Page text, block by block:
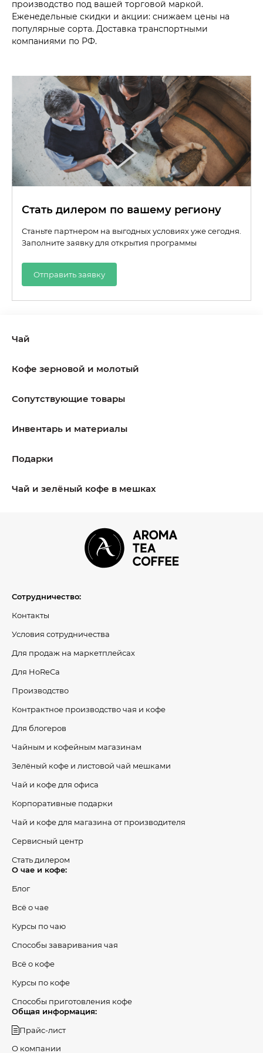
производство под вашей торговой маркой.
Еженедельные скидки и акции: снижаем цены на
популярные сорта. Доставка транспортными
компаниями по РФ.
Стать дилером по вашему региону
Станьте партнером на выгодных условиях уже сегодня.
Заполните заявку для открытия программы
Отправить заявку
Чай
Кофе зерновой и молотый
Сопутствующие товары
Инвентарь и материалы
Подарки
Чай и зелёный кофе в мешках
Сотрудничество:
Контакты
Условия сотрудничества
Для продаж на маркетплейсах
Для HoReCa
Производство
Контрактное производство чая и кофе
Для блогеров
Чайным и кофейным магазинам
Зелёный кофе и листовой чай мешками
Чай и кофе для офиса
Корпоративные подарки
Чай и кофе для магазина от производителя
Сервисный центр
Стать дилером
О чае и кофе:
Блог
Всё о чае
Курсы по чаю
Способы заваривания чая
Всё о кофе
Курсы по кофе
Способы приготовления кофе
Общая информация:
Прайс-лист
О компании